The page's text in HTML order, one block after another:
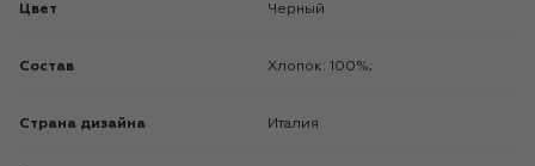
Цвет Черный
Состав Хлопок: 100%;
Страна дизайна Италия